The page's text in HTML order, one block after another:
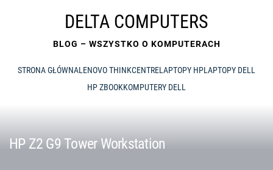
DELTA COMPUTERS
BLOG – WSZYSTKO O KOMPUTERACH
STRONA GŁÓWNALENOVO THINKCENTRELAPTOPY HPLAPTOPY DELL
HP ZBOOKKOMPUTERY DELL
HP Z2 G9 Tower Workstation